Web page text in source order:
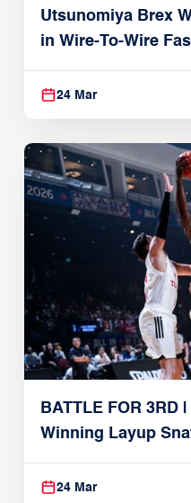
Utsunomiya Brex
in Wire-To-Wire
24 Mar
BATTLE FOR 3RD
Winning Layup
Alvark
24 Mar